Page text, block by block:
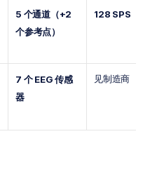
5 个通道（+2
个参考点）
128 SPS
7 个 EEG 传感
器
见制造商